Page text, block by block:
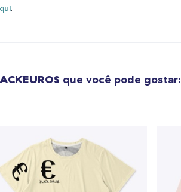
.
que você pode gostar: